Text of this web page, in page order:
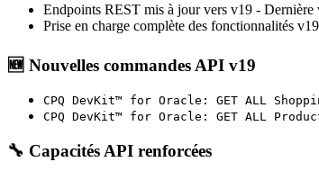
Endpoints REST mis à jour vers v19 - Dernière
Prise en charge complète des fonctionnalités v19
🆕 Nouvelles commandes API v19
CPQ DevKit™ for Oracle: GET ALL
CPQ DevKit™ for Oracle: GET ALL
🔧 Capacités API renforcées